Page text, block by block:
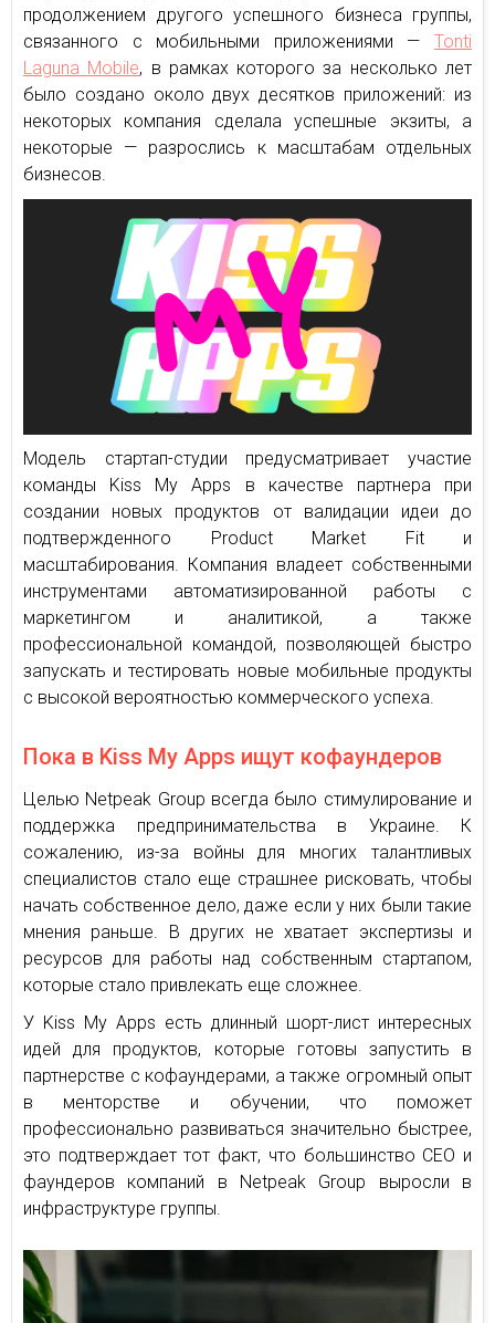
продолжением другого успешного бизнеса группы,
связанного с мобильными приложениями — Tonti
Laguna Mobile, в рамках которого за несколько лет
было создано около двух десятков приложений: из
некоторых компания сделала успешные экзиты, а
некоторые — разрослись к масштабам отдельных
бизнесов.
Модель стартап-студии предусматривает участие
команды Kiss My Apps в качестве партнера при
создании новых продуктов от валидации идеи до
подтвержденного Product Market Fit и
масштабирования. Компания владеет собственными
инструментами автоматизированной работы с
маркетингом и аналитикой, а также
профессиональной командой, позволяющей быстро
запускать и тестировать новые мобильные продукты
с высокой вероятностью коммерческого успеха.
Пока в Kiss My Apps ищут кофаундеров
Целью Netpeak Group всегда было стимулирование и
поддержка предпринимательства в Украине. К
сожалению, из-за войны для многих талантливых
специалистов стало еще страшнее рисковать, чтобы
начать собственное дело, даже если у них были такие
мнения раньше. В других не хватает экспертизы и
ресурсов для работы над собственным стартапом,
которые стало привлекать еще сложнее.
У Kiss My Apps есть длинный шорт-лист интересных
идей для продуктов, которые готовы запустить в
партнерстве с кофаундерами, а также огромный опыт
в менторстве и обучении, что поможет
профессионально развиваться значительно быстрее,
это подтверждает тот факт, что большинство CEO и
фаундеров компаний в Netpeak Group выросли в
инфраструктуре группы.